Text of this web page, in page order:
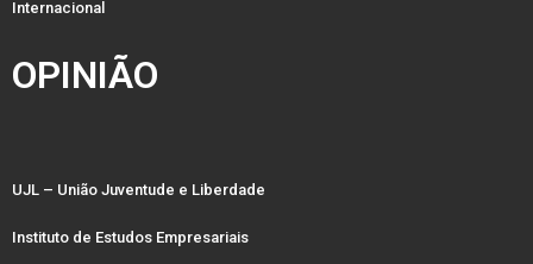
Internacional
OPINIÃO
UJL – União Juventude e Liberdade
Instituto de Estudos Empresariais